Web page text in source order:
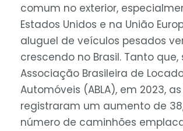
comum no exterior,
Estados Unidos e na União
aluguel de veículos pesados
crescendo no Brasil. Tanto
Associação Brasileira de
Automóveis (ABLA), em 2023,
registraram um aumento de
número de caminhões